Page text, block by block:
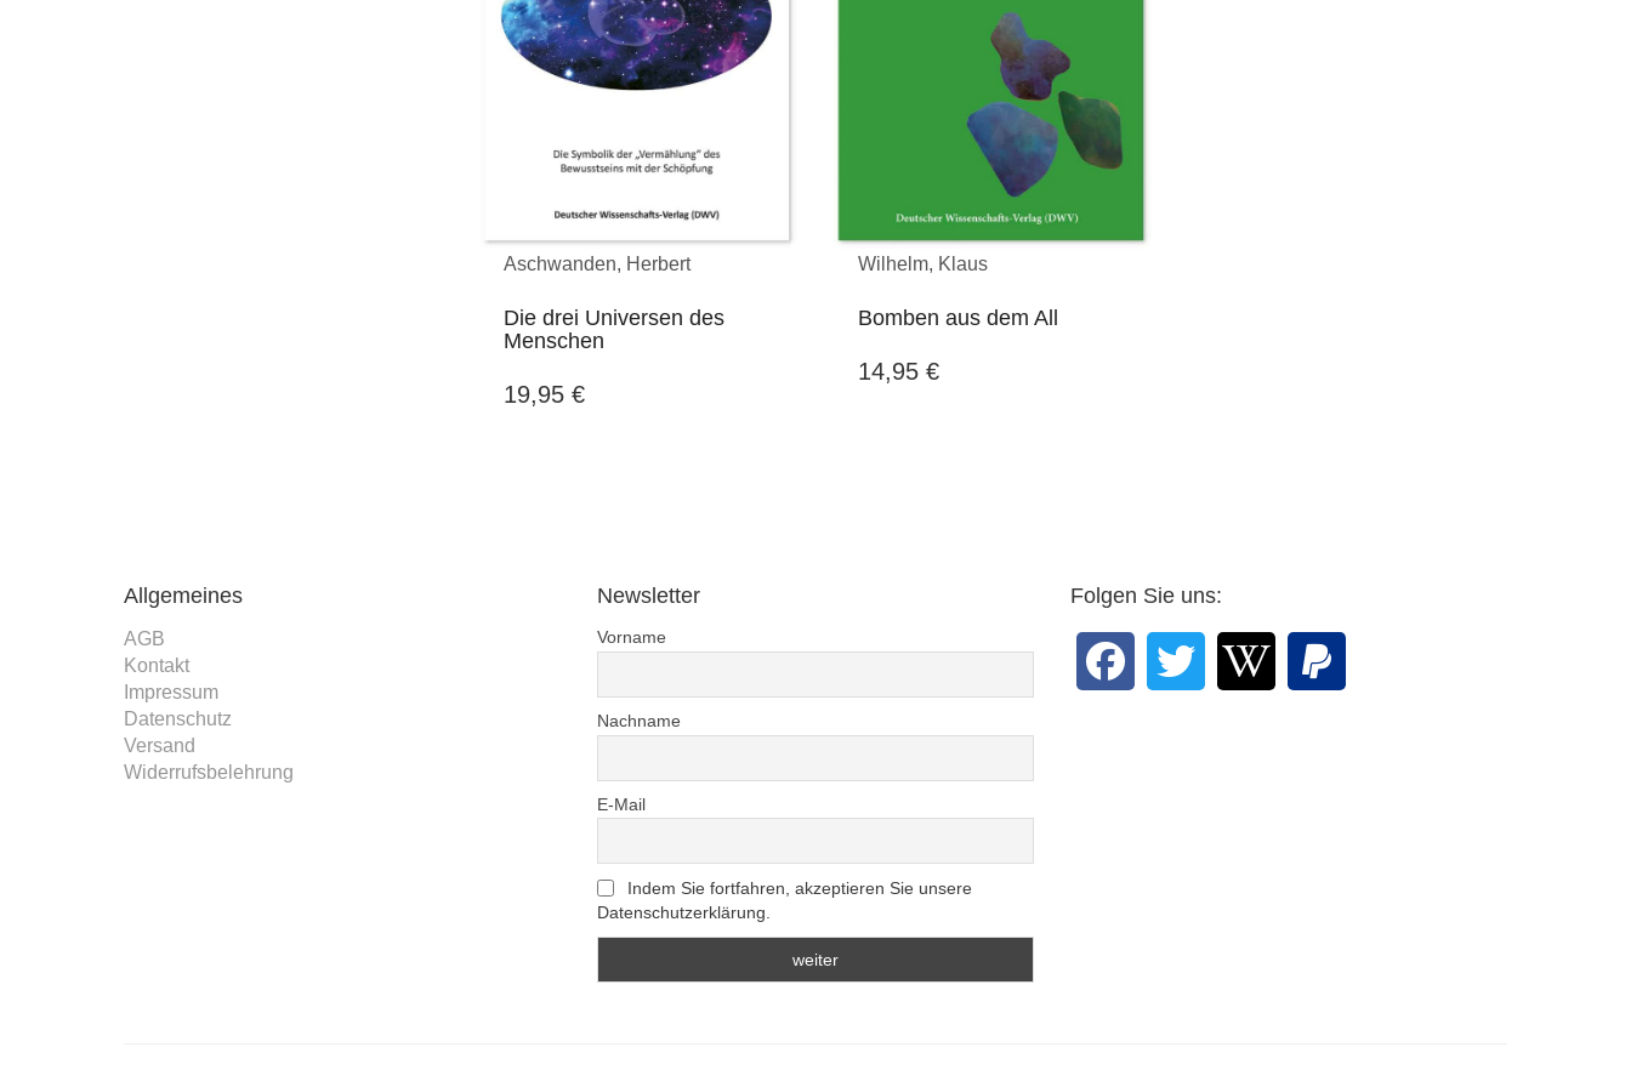
Aschwanden, Herbert
Die drei Universen des
Menschen
19,95 €
Wilhelm, Klaus
Bomben aus dem All
14,95 €
Allgemeines
AGB
Kontakt
Impressum
Datenschutz
Versand
Widerrufsbelehrung
Newsletter
Vorname
Nachname
E-Mail
Indem Sie fortfahren, akzeptieren Sie unsere
Datenschutzerklärung.
Folgen Sie uns: